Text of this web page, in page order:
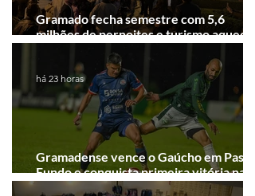
Gramado fecha semestre com 5,6
milhões de pernoites e turismo
Junho desponta!
Gramadense vence o Gaúcho em Passo
Fundo e conquista primeira vitória na
Série A2
há 23 horas